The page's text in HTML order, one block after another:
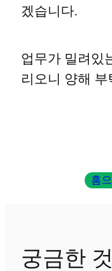
겠습니다.
업무가 밀려있
리오니 양해 부
홈
궁금한